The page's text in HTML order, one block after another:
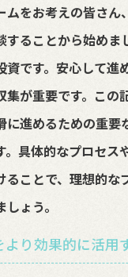
ムをお考えの皆さん
することから始めま
資です。安心して進
集が重要です。この
に進めるための重要
。具体的なプロセス
ることで、理想的な
ょう。
より効果的に活用